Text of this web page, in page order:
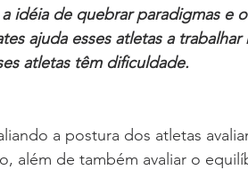
idéia de quebrar paradigmas e
ajuda esses atletas a
atletas têm dificuldade.
a postura dos atletas
além de também avaliar o